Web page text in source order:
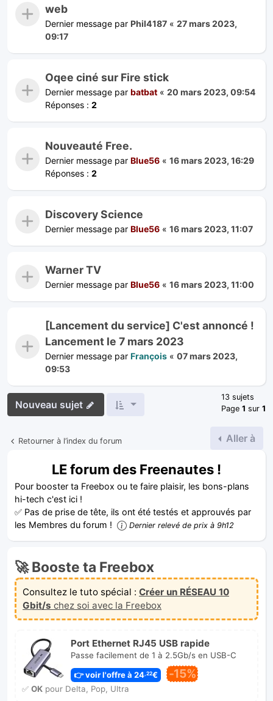
web
Dernier message par Phil4187 « 27 mars 2023,
09:17
Oqee ciné sur Fire stick
Dernier message par batbat « 20 mars 2023, 09:54
Réponses : 2
Nouveauté Free.
Dernier message par Blue56 « 16 mars 2023, 16:29
Réponses : 2
Discovery Science
Dernier message par Blue56 « 16 mars 2023, 11:07
Warner TV
Dernier message par Blue56 « 16 mars 2023, 11:00
[Lancement du service] C'est annoncé !
Lancement le 7 mars 2023
Dernier message par François « 07 mars 2023,
09:53
Nouveau sujet
13 sujets
Page 1 sur 1
Retourner à l’index du forum Aller à
LE forum des Freenautes !
Pour booster ta Freebox ou te faire plaisir, les bons-plans
hi-tech c'est ici !
✅ Pas de prise de tête, ils ont été testés et approuvés par
les Membres du forum !
Dernier relevé de prix à 9h12
🚀 Booste ta Freebox
Consultez le tuto spécial : Créer un RÉSEAU 10
Gbit/s chez soi avec la Freebox
Port Ethernet RJ45 USB rapide
Passe facilement de 1 à 2.5Gb/s en USB-C
👉 voir l'offre à 24 ,22€ -15%
✅ OKpour Delta, Pop, Ultra